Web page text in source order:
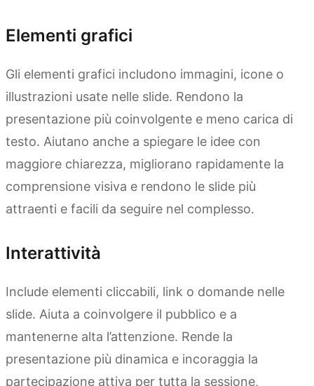
Elementi grafici
Gli elementi grafici includono immagini, icone o
illustrazioni usate nelle slide. Rendono la
presentazione più coinvolgente e meno carica di
testo. Aiutano anche a spiegare le idee con
maggiore chiarezza, migliorano rapidamente la
comprensione visiva e rendono le slide più
attraenti e facili da seguire nel complesso.
Interattività
Include elementi cliccabili, link o domande nelle
slide. Aiuta a coinvolgere il pubblico e a
mantenerne alta l’attenzione. Rende la
presentazione più dinamica e incoraggia la
partecipazione attiva per tutta la sessione,